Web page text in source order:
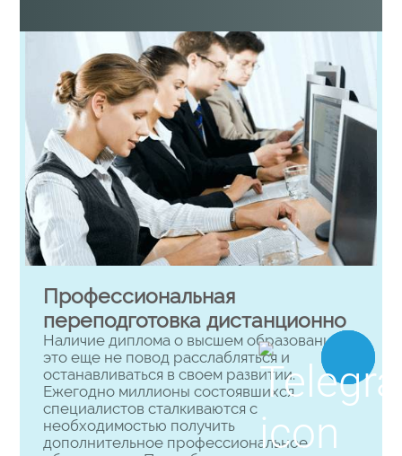
Профессиональная
переподготовка дистанционно
Наличие диплома о высшем образовании –
это еще не повод расслабляться и
останавливаться в своем развитии.
Ежегодно миллионы состоявшихся
специалистов сталкиваются с
необходимостью получить
дополнительное профессиональное